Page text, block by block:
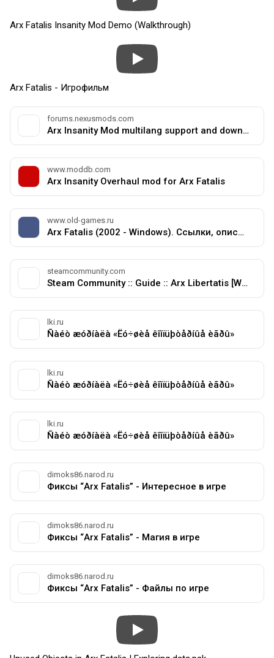
Arx Fatalis Insanity Mod Demo (Walkthrough)
Arx Fatalis - Игрофильм
forums.nexusmods.com
Arx Insanity Mod multilang support and downloadable content - Articles
www.moddb.com
Arx Insanity Overhaul mod for Arx Fatalis
www.old-games.ru
Arx Fatalis (2002 - Windows). Ссылки, описание, обзоры, скриншоты, видеоролики на Old-Games.RU
steamcommunity.com
Steam Community :: Guide :: Arx Libertatis [Windows, Linux]
lki.ru
Ñàéò æóðíàëà «Ëó÷øèå êîìïüþòåðíûå èãðû»
lki.ru
Ñàéò æóðíàëà «Ëó÷øèå êîìïüþòåðíûå èãðû»
lki.ru
Ñàéò æóðíàëà «Ëó÷øèå êîìïüþòåðíûå èãðû»
dimoks86.narod.ru
Фиксы “Arx Fatalis” - Интересное в игре
dimoks86.narod.ru
Фиксы “Arx Fatalis” - Магия в игре
dimoks86.narod.ru
Фиксы “Arx Fatalis” - Файлы по игре